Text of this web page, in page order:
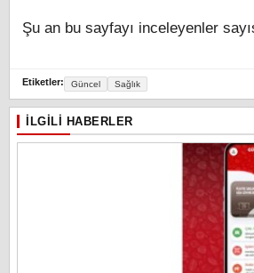
Şu an bu sayfayı inceleyenler
Etiketler: Güncel Sağlık
İLGILI HABERLER